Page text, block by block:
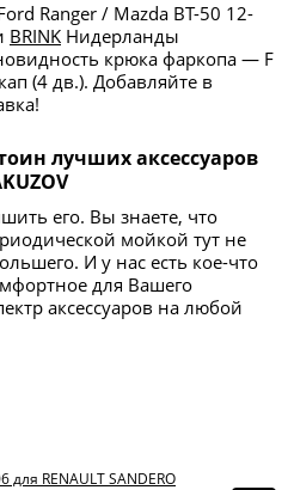
Ranger / Mazda BT-50 12-
BRINK Нидерланды
крюка фаркопа — F
(4 дв.). Добавляйте в
лучших аксессуаров
его. Вы знаете, что
мойкой тут не
И у нас есть кое-что
для Вашего
аксессуаров на любой
для RENAULT SANDERO